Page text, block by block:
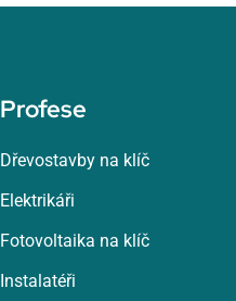
Profese
Dřevostavby na klíč
Elektrikáři
Fotovoltaika na klíč
Instalatéři